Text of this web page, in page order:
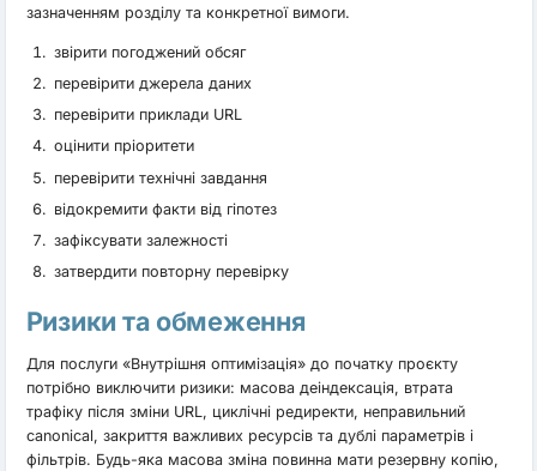
зазначенням розділу та конкретної вимоги.
звірити погоджений обсяг
перевірити джерела даних
перевірити приклади URL
оцінити пріоритети
перевірити технічні завдання
відокремити факти від гіпотез
зафіксувати залежності
затвердити повторну перевірку
Ризики та обмеження
Для послуги «Внутрішня оптимізація» до початку проєкту
потрібно виключити ризики: масова деіндексація, втрата
трафіку після зміни URL, циклічні редиректи, неправильний
canonical, закриття важливих ресурсів та дублі параметрів і
фільтрів. Будь-яка масова зміна повинна мати резервну копію,